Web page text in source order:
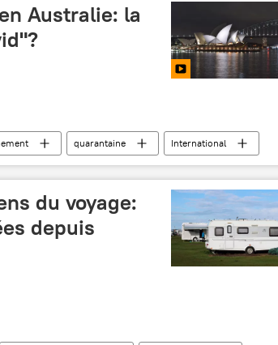
Australie: la
quarantaine International
du voyage:
depuis